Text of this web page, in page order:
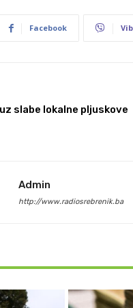
Facebook
slabe lokalne pljuskove
Admin
http://www.radiosrebrenik.ba